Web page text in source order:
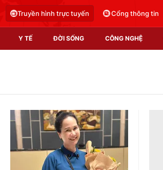
Truyền hình trực tuyến Cổng thông tin
Y TẾ ĐỜI SỐNG CÔNG NGHỆ
Video
Shorts video
Podcast